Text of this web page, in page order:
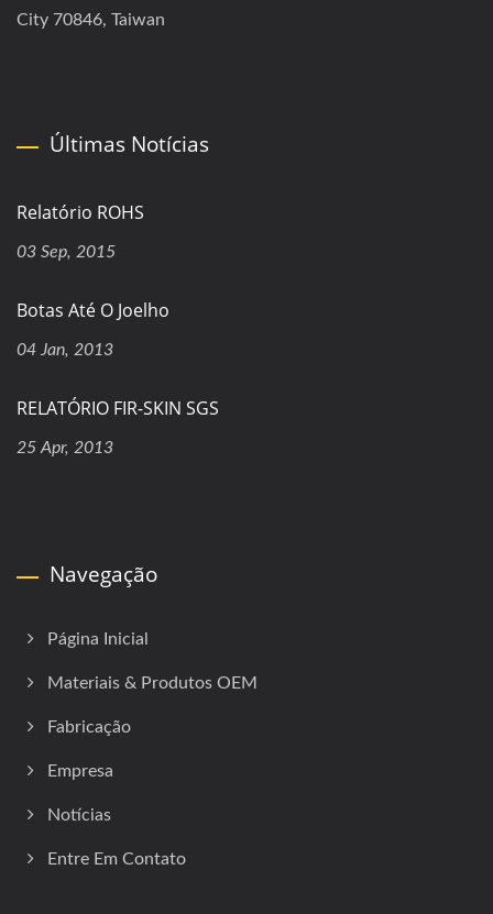
City 70846, Taiwan
Últimas Notícias
Relatório ROHS
03 Sep, 2015
Botas Até O Joelho
04 Jan, 2013
RELATÓRIO FIR-SKIN SGS
25 Apr, 2013
Navegação
Página Inicial
Materiais & Produtos OEM
Fabricação
Empresa
Notícias
Entre Em Contato